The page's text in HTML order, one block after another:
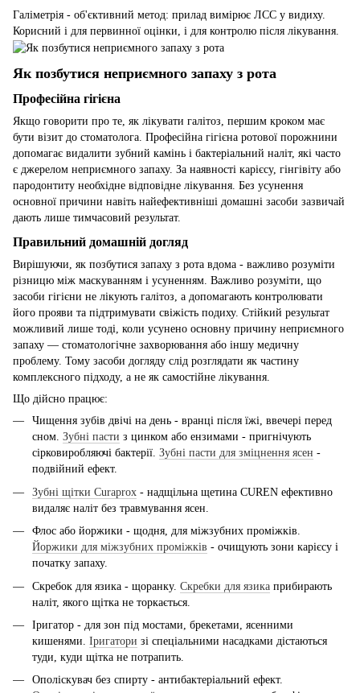
Галіметрія - об'єктивний метод: прилад вимірює ЛСС у видиху.
Корисний і для первинної оцінки, і для контролю після лікування.
Як позбутися неприємного запаху з рота
Професійна гігієна
Якщо говорити про те, як лікувати галітоз, першим кроком має
бути візит до стоматолога. Професійна гігієна ротової порожнини
допомагає видалити зубний камінь і бактеріальний наліт, які часто
є джерелом неприємного запаху. За наявності карієсу, гінгівіту або
пародонтиту необхідне відповідне лікування. Без усунення
основної причини навіть найефективніші домашні засоби зазвичай
дають лише тимчасовий результат.
Правильний домашній догляд
Вирішуючи, як позбутися запаху з рота вдома - важливо розуміти
різницю між маскуванням і усуненням. Важливо розуміти, що
засоби гігієни не лікують галітоз, а допомагають контролювати
його прояви та підтримувати свіжість подиху. Стійкий результат
можливий лише тоді, коли усунено основну причину неприємного
запаху — стоматологічне захворювання або іншу медичну
проблему. Тому засоби догляду слід розглядати як частину
комплексного підходу, а не як самостійне лікування.
Що дійсно працює:
Чищення зубів двічі на день - вранці після їжі, ввечері перед
сном. Зубні пасти з цинком або ензимами - пригнічують
сірковиробляючі бактерії. Зубні пасти для зміцнення ясен -
подвійний ефект.
Зубні щітки Curaprox - надщільна щетина CUREN ефективно
видаляє наліт без травмування ясен.
Флос або йоржики - щодня, для міжзубних проміжків.
Йоржики для міжзубних проміжків - очищують зони карієсу і
початку запаху.
Скребок для язика - щоранку. Скребки для язика прибирають
наліт, якого щітка не торкається.
Іригатор - для зон під мостами, брекетами, ясенними
кишенями. Іригатори зі спеціальними насадками дістаються
туди, куди щітка не потрапить.
Ополіскувач без спирту - антибактеріальний ефект.